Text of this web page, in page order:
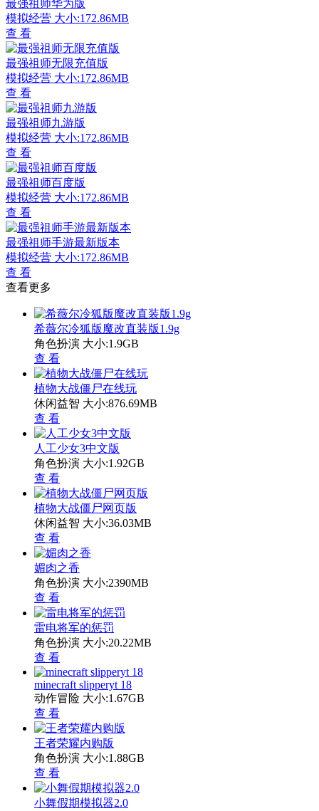
最强祖师华为版
模拟经营 大小:172.86MB
查 看
最强祖师无限充值版
模拟经营 大小:172.86MB
查 看
最强祖师九游版
模拟经营 大小:172.86MB
查 看
最强祖师百度版
模拟经营 大小:172.86MB
查 看
最强祖师手游最新版本
模拟经营 大小:172.86MB
查 看
查看更多
希薇尔冷狐版魔改直装版1.9g
角色扮演 大小:1.9GB
查 看
植物大战僵尸在线玩
休闲益智 大小:876.69MB
查 看
人工少女3中文版
角色扮演 大小:1.92GB
查 看
植物大战僵尸网页版
休闲益智 大小:36.03MB
查 看
媚肉之香
角色扮演 大小:2390MB
查 看
雷电将军的惩罚
角色扮演 大小:20.22MB
查 看
minecraft slipperyt 18
动作冒险 大小:1.67GB
查 看
王者荣耀内购版
角色扮演 大小:1.88GB
查 看
小舞假期模拟器2.0